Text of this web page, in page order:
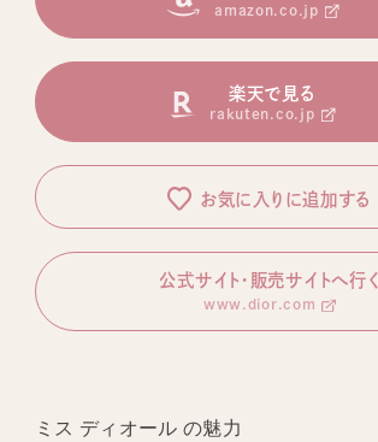
amazon.co.jp
楽天で見る
rakuten.co.jp
お気に入りに追加する
公式サイト・販売サイトへ行く
www.dior.com
ミス ディオール の魅力